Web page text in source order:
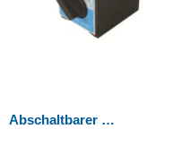
Abschaltbarer Scheibenmagnet